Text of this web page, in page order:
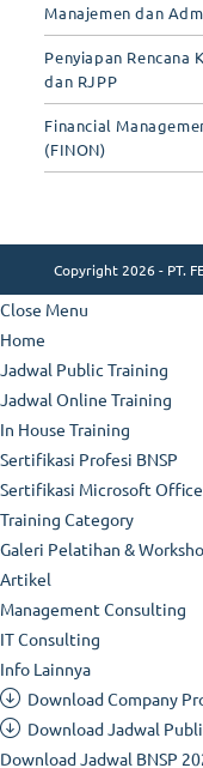
Manajemen dan
Penyiapan Rencana
dan RJPP
Financial
(FINON)
Copyright 2026 - PT.
Close Menu
Home
Jadwal Public Training
Jadwal Online Training
In House Training
Sertifikasi Profesi BNSP
Sertifikasi Microsoft
Training Category
Galeri Pelatihan &
Artikel
Management Consulting
IT Consulting
Info Lainnya
Download Company
Download Jadwal
Download Jadwal BNSP